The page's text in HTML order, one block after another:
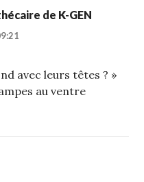
de K-GEN
avec leurs têtes ? »
au ventre